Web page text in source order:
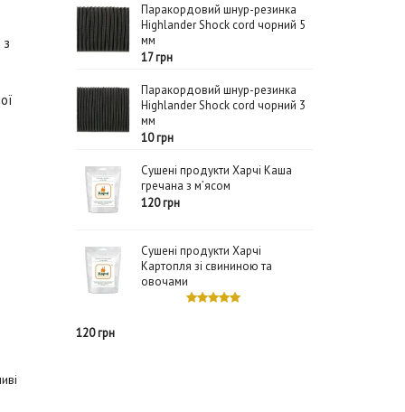
Паракордовий шнур-резинка
Highlander Shock cord чорний 5
мм
17 грн
Паракордовий шнур-резинка
Highlander Shock cord чорний 3
мм
10 грн
Сушені продукти Харчі Каша
гречана з м’ясом
120 грн
Сушені продукти Харчі
Картопля зі свининою та
овочами
120 грн